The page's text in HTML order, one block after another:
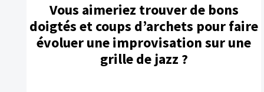
Vous aimeriez trouver de bons
doigtés et coups d’archets pour faire
évoluer une improvisation sur une
grille de jazz ?